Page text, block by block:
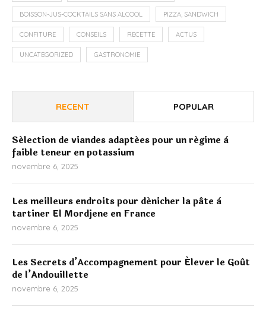
BOISSON-JUS-COCKTAILS SANS ALCOOL PIZZA, SANDWICH
CONFITURE CONSEILS RECETTE ACTUS
UNCATEGORIZED GASTRONOMIE
RECENT POPULAR
Sélection de viandes adaptées pour un régime à
faible teneur en potassium
novembre 6, 2025
Les meilleurs endroits pour dénicher la pâte à
tartiner El Mordjene en France
novembre 6, 2025
Les Secrets d’Accompagnement pour Élever le Goût
de l’Andouillette
novembre 6, 2025